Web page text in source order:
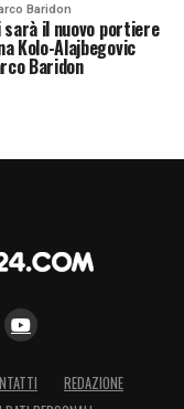
Baridon
sarà il nuovo portiere
Kolo-Alajbegovic
Baridon
REDAZIONE